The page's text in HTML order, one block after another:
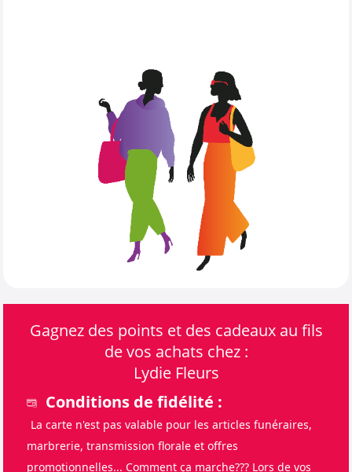
Gagnez des points et des cadeaux au fils
de vos achats chez :
Lydie Fleurs
Conditions de fidélité :
La carte n'est pas valable pour les articles funéraires,
marbrerie, transmission florale et offres
promotionnelles... Comment ça marche??? Lors de vos